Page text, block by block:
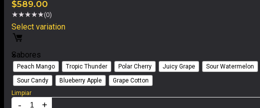
$589.00
★★★★★(0)
Select variation
×
Sabores
Peach Mango Tropic Thunder Polar Cherry Juicy Grape Sour Watermelon
Sour Candy
Blueberry Apple
Grape Cotton
Limpiar